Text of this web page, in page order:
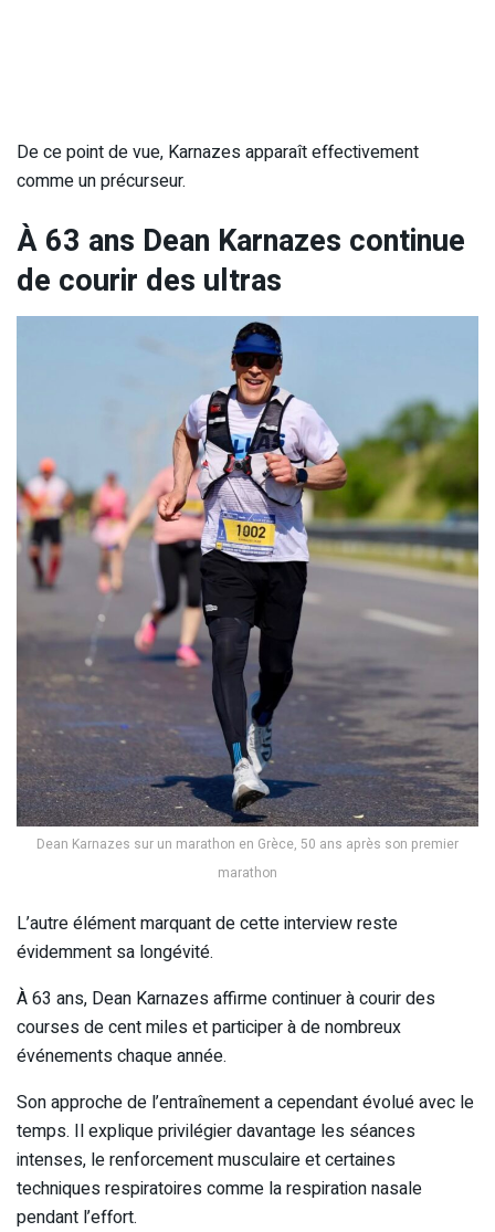
De ce point de vue, Karnazes apparaît effectivement
comme un précurseur.
À 63 ans Dean Karnazes continue
de courir des ultras
Dean Karnazes sur un marathon en Grèce, 50 ans après son premier
marathon
L’autre élément marquant de cette interview reste
évidemment sa longévité.
À 63 ans, Dean Karnazes affirme continuer à courir des
courses de cent miles et participer à de nombreux
événements chaque année.
Son approche de l’entraînement a cependant évolué avec le
temps. Il explique privilégier davantage les séances
intenses, le renforcement musculaire et certaines
techniques respiratoires comme la respiration nasale
pendant l’effort.